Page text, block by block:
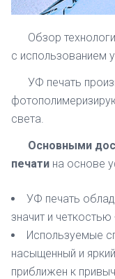
Обзор
с использованием
УФ печать
света.
Основными
печати на основе
УФ печать
значит и
Используемые
насыщенный и
приближен к